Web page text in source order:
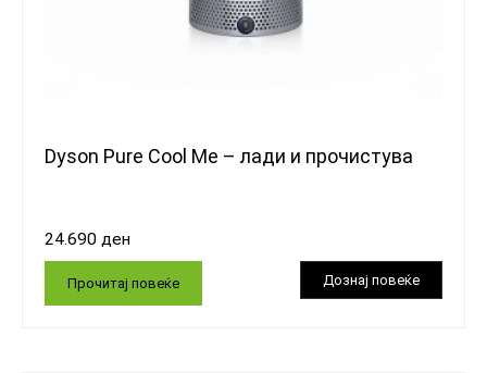
Dyson Pure Cool Me – лади и прочистува
24.690 ден
Прочитај повеќе